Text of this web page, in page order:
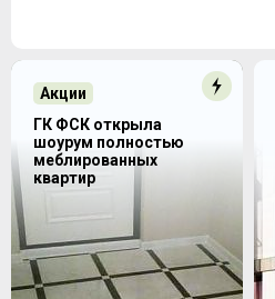
Акции
ГК ФСК открыла
шоурум полностью
меблированных
квартир